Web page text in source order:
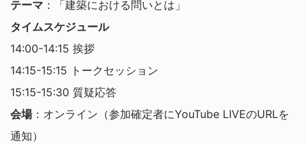
テーマ ：「建築における問いとは」
タイムスケジュール
14:00-14:15 挨拶
14:15-15:15 トークセッション
15:15-15:30 質疑応答
会場：オンライン（参加確定者にYouTube LIVEのURLを
通知）